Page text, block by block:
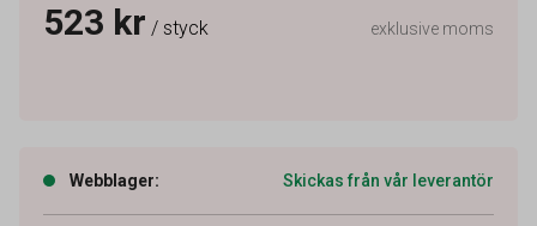
523 kr / styck exklusive moms
Webblager: Skickas från vår leverantör